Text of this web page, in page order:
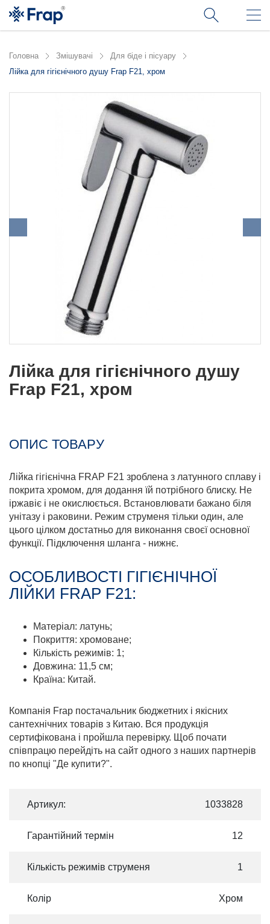
Головна Змішувачі
Для біде і пісуару
Лійка для гігієнічного душу Frap F21, хром
Лійка для гігієнічного душу
Frap F21, хром
ОПИС ТОВАРУ
Лійка гігієнічна FRAP F21 зроблена з латунного сплаву і
покрита хромом, для додання їй потрібного блиску. Не
іржавіє і не окислюється. Встановлювати бажано біля
унітазу і раковини. Режим струменя тільки один, але
цього цілком достатньо для виконання своєї основної
функції. Підключення шланга - нижнє.
ОСОБЛИВОСТІ ГІГІЄНІЧНОЇ
ЛІЙКИ FRAP F21:
Матеріал: латунь;
Покриття: хромоване;
Кількість режимів: 1;
Довжина: 11,5 см;
Країна: Китай.
Компанія Frap постачальник бюджетних і якісних
сантехнічних товарів з Китаю. Вся продукція
сертифікована і пройшла перевірку. Щоб почати
співпрацю перейдіть на сайт одного з наших партнерів
по кнопці "Де купити?".
Артикул: 1033828
Гарантійний термін 12
Кількість режимів струменя 1
Колір Хром